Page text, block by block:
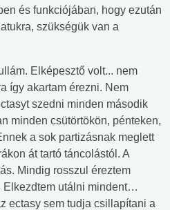
és funkciójában, hogy ezután
szükségük van a
Elképesztő volt... nem
így akartam érezni. Nem
szedni minden második
minden csütörtökön, pénteken,
a sok partizásnak meglett
át tartó táncolástól. A
Mindig rosszul éreztem
Elkezdtem utálni mindent…
ectasy sem tudja csillapítani a